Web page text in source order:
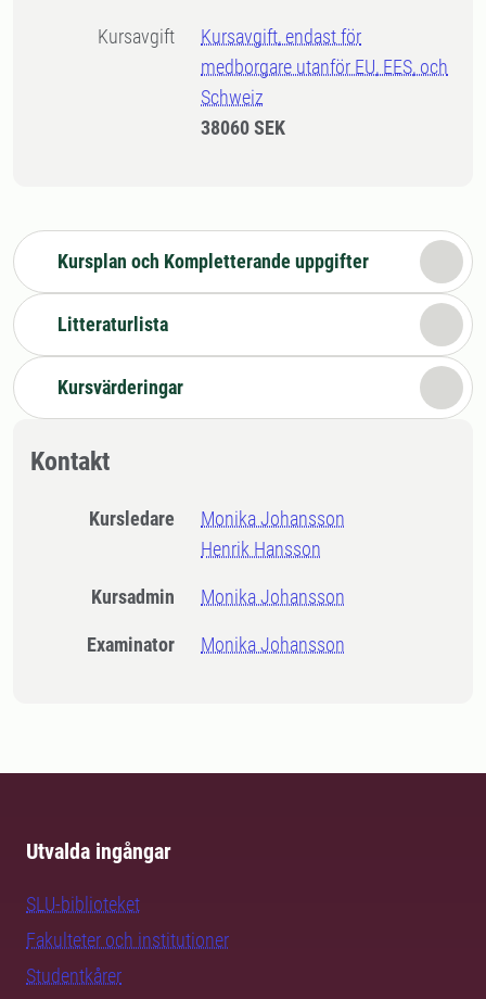
Kursavgift
Kursavgift, endast för
medborgare utanför EU, EES, och
Schweiz
38060 SEK
Kursplan och Kompletterande uppgifter
Litteraturlista
Kursvärderingar
Kontakt
Kursledare
Monika Johansson
Henrik Hansson
Kursadmin Monika Johansson
Examinator Monika Johansson
Utvalda ingångar
SLU-biblioteket
Fakulteter och institutioner
Studentkårer